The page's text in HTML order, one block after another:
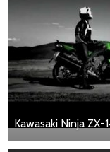
Kawasaki Ninja ZX-